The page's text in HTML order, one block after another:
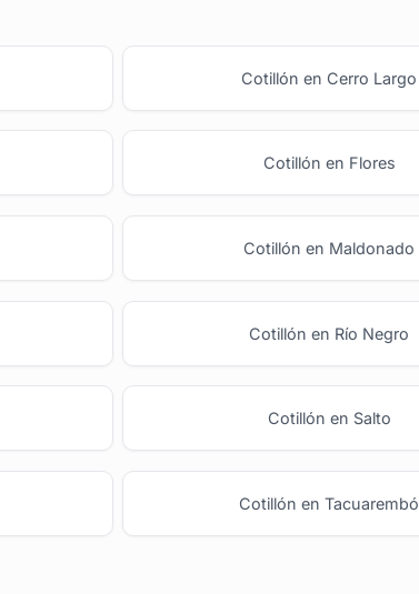
Cotillón en Cerro Largo
Cotillón en Flores
Cotillón en Maldonado
Cotillón en Río Negro
Cotillón en Salto
Cotillón en Tacuarembó